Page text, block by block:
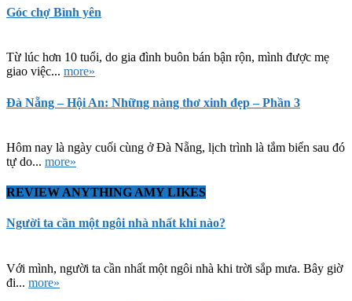
Góc chợ Bình yên
Từ lúc hơn 10 tuổi, do gia đình buôn bán bận rộn, mình được mẹ
giao việc... more»
Đà Nẵng – Hội An: Những nàng thơ xinh đẹp – Phần 3
Hôm nay là ngày cuối cùng ở Đà Nẵng, lịch trình là tắm biển sau đó
tự do... more»
REVIEW ANYTHING AMY LIKES
Người ta cần một ngôi nhà nhất khi nào?
Với mình, người ta cần nhất một ngôi nhà khi trời sắp mưa. Bây giờ
đi... more»